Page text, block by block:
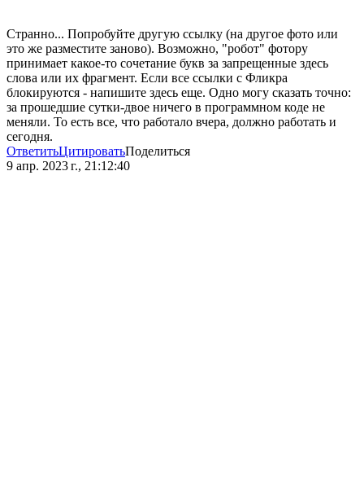
Странно... Попробуйте другую ссылку (на другое фото или
это же разместите заново). Возможно, "робот" фотору
принимает какое-то сочетание букв за запрещенные здесь
слова или их фрагмент. Если все ссылки с Фликра
блокируются - напишите здесь еще. Одно могу сказать точно:
за прошедшие сутки-двое ничего в программном коде не
меняли. То есть все, что работало вчера, должно работать и
сегодня.
ОтветитьЦитироватьПоделиться
9 апр. 2023 г., 21:12:40